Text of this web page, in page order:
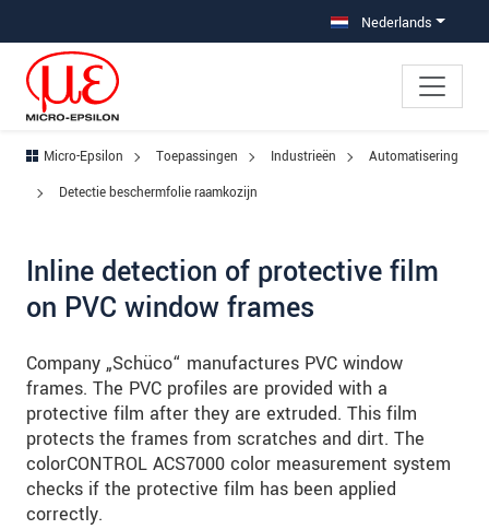
Nederlands
Micro-Epsilon Toepassingen Industrieën
Automatisering
Detectie beschermfolie raamkozijn
Inline detection of protective film
on PVC window frames
Company „Schüco“ manufactures PVC window
frames. The PVC profiles are provided with a
protective film after they are extruded. This film
protects the frames from scratches and dirt. The
colorCONTROL ACS7000 color measurement system
checks if the protective film has been applied
correctly.